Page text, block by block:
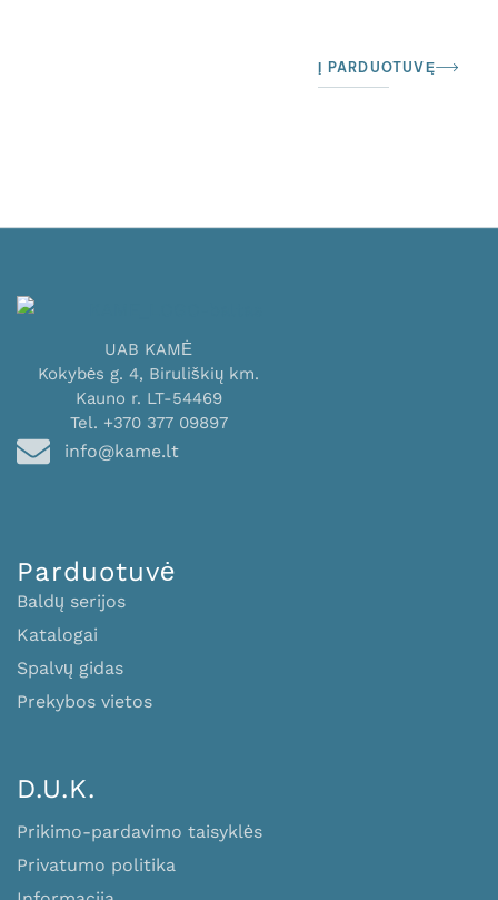
Į PARDUOTUVĘ
UAB KAMĖ
Kokybės g. 4, Biruliškių km.
Kauno r. LT-54469
Tel. +370 377 09897
info@kame.lt
Parduotuvė
Baldų serijos
Katalogai
Spalvų gidas
Prekybos vietos
D.U.K.
Prikimo-pardavimo taisyklės
Privatumo politika